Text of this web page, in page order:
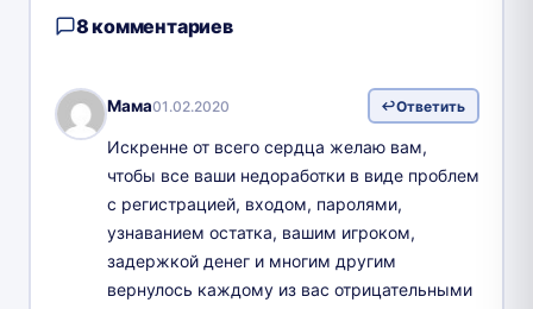
8 комментариев
Мама01.02.2020 Ответить
Искренне от всего сердца желаю вам,
чтобы все ваши недоработки в виде проблем
с регистрацией, входом, паролями,
узнаванием остатка, вашим игроком,
задержкой денег и многим другим
вернулось каждому из вас отрицательными